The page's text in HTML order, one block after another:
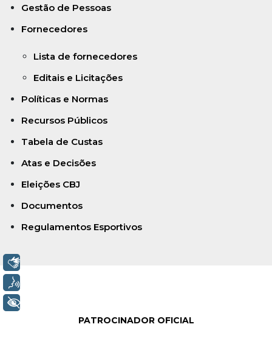
Gestão de Pessoas
Fornecedores
Lista de fornecedores
Editais e Licitações
Políticas e Normas
Recursos Públicos
Tabela de Custas
Atas e Decisões
Eleições CBJ
Documentos
Regulamentos Esportivos
PATROCINADOR OFICIAL